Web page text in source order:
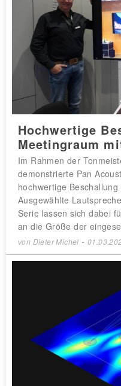
Hochwertige
Meetingraum
Im Rahmen der
demonstrierte Pan
hochwertige
Ausgewählte
Serie lassen sich dabei
an die Größe der
von Dieter Michel -